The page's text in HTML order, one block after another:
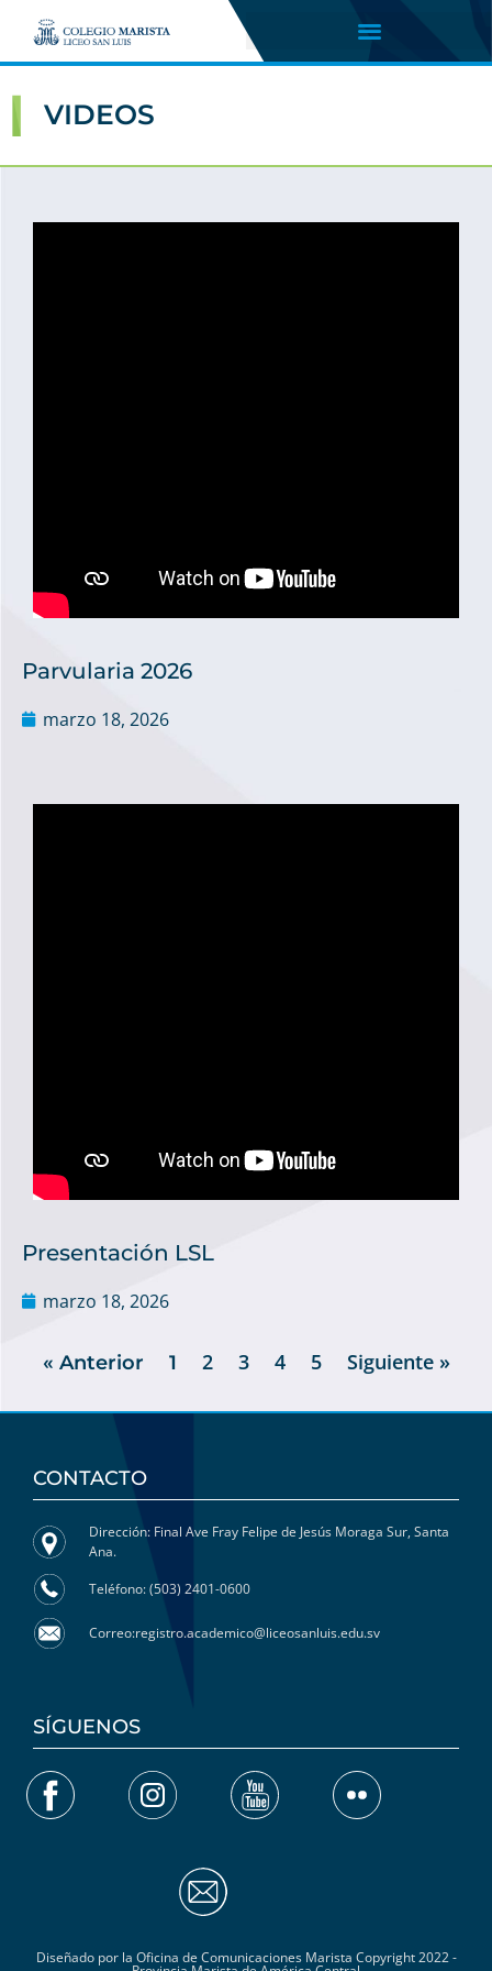
VIDEOS
Parvularia 2026
marzo 18, 2026
Presentación LSL
marzo 18, 2026
« Anterior 1 2 3 4 5 Siguiente »
CONTACTO
Dirección: Final Ave Fray Felipe de Jesús Moraga Sur, Santa
Ana.
Teléfono: (503) 2401-0600
Correo:registro.academico@liceosanluis.edu.sv
SÍGUENOS
Diseñado por la Oficina de Comunicaciones Marista Copyright 2022 -